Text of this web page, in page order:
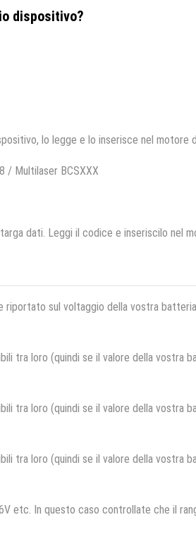
dispositivo?
lo legge e lo inserisce nel motore
/ Multilaser BCSXXX
dati. Leggi il codice e inseriscilo nel
sul voltaggio della vostra
tra loro (quindi se il valore della
tra loro (quindi se il valore della
tra loro (quindi se il valore della
etc. In questo caso controllate che il